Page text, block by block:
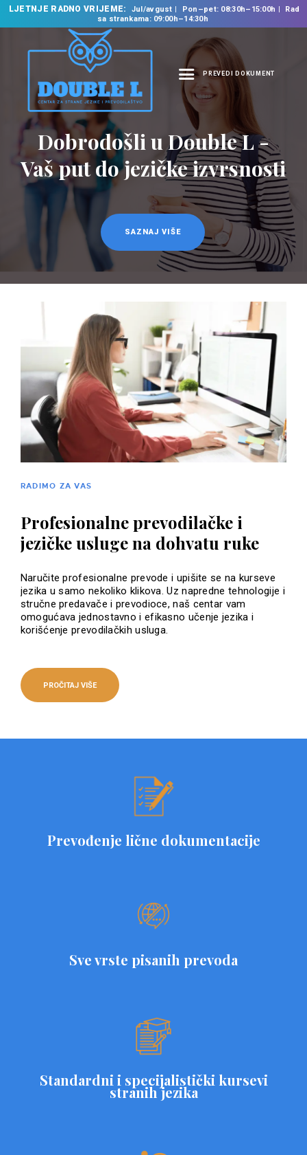
LJETNJE RADNO VRIJEME: Jul/avgust Pon–pet: 08:30h–15:00h
Rad
sa strankama: 09:00h–14:30h
PREVEDI DOKUMENT
NASLOVNA
O NAMA
NAŠE USLUGE
ŠKOLA STRANIH
JEZIKA
PREVODILAČKI BIRO
KURSEVI
NOVOSTI
KONTAKT
Dobrodošli u Double L -
Vaš put do jezičke izvrsnosti
SAZNAJ VIŠE
RADIMO ZA VAS
Profesionalne prevodilačke i
jezičke usluge na dohvatu ruke
Naručite profesionalne prevode i upišite se na kurseve
jezika u samo nekoliko klikova. Uz napredne tehnologije i
stručne predavače i prevodioce, naš centar vam
omogućava jednostavno i efikasno učenje jezika i
korišćenje prevodilačkih usluga.
PROČITAJ VIŠE
Prevođenje lične dokumentacije
Sve vrste pisanih prevoda
Standardni i specijalistički kursevi
stranih jezika